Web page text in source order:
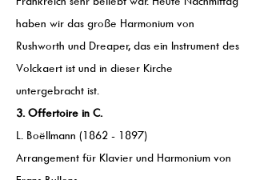
haben wir das große Harmonium von
Rushworth und Dreaper, das ein Instrument des
Volckaert ist und in dieser Kirche
untergebracht ist.
3. Offertoire in C.
L. Boëllmann (1862 - 1897)
Arrangement für Klavier und Harmonium von